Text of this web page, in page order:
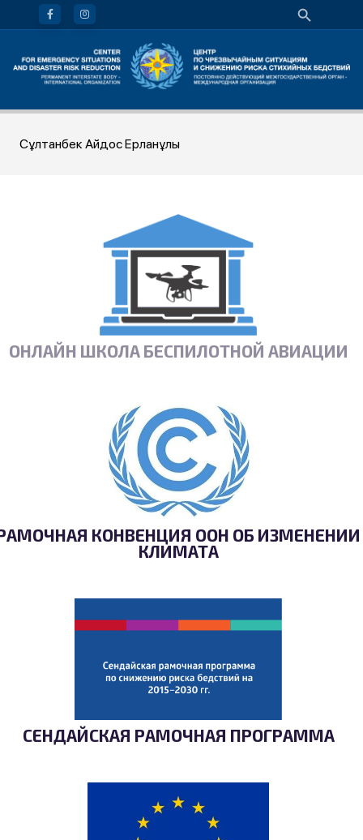
Сұлтанбек Айдос Ерланұлы
ОНЛАЙН ШКОЛА БЕСПИЛОТНОЙ АВИАЦИИ
КОНВЕНЦИЯ ООН ОБ ИЗМЕНЕНИИ
КЛИМАТА
СЕНДАЙСКАЯ РАМОЧНАЯ ПРОГРАММА